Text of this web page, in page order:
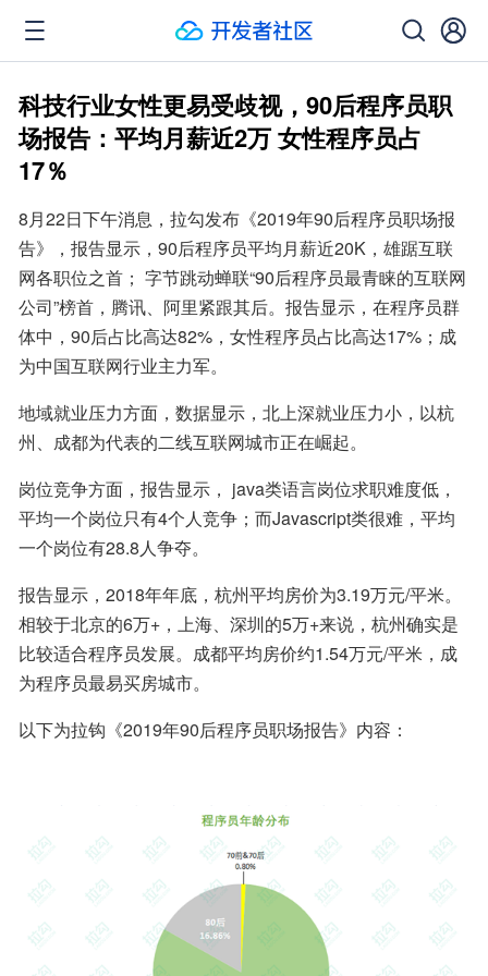
科技行业女性更易受歧视，90后程序员职
场报告：平均月薪近2万 女性程序员占
17％
8月22日下午消息，拉勾发布《2019年90后程序员职场报
告》，报告显示，90后程序员平均月薪近20K，雄踞互联
网各职位之首； 字节跳动蝉联“90后程序员最青睐的互联网
公司”榜首，腾讯、阿里紧跟其后。报告显示，在程序员群
体中，90后占比高达82%，女性程序员占比高达17%；成
为中国互联网行业主力军。
地域就业压力方面，数据显示，北上深就业压力小，以杭
州、成都为代表的二线互联网城市正在崛起。
岗位竞争方面，报告显示， java类语言岗位求职难度低，
平均一个岗位只有4个人竞争；而Javascript类很难，平均
一个岗位有28.8人争夺。
报告显示，2018年年底，杭州平均房价为3.19万元/平米。
相较于北京的6万+，上海、深圳的5万+来说，杭州确实是
比较适合程序员发展。成都平均房价约1.54万元/平米，成
为程序员最易买房城市。
以下为拉钩《2019年90后程序员职场报告》内容：